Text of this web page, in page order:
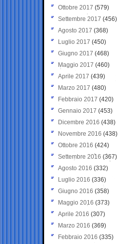
Ottobre 2017 (579)
Settembre 2017 (456)
Agosto 2017 (368)
Luglio 2017 (450)
Giugno 2017 (468)
Maggio 2017 (460)
Aprile 2017 (439)
Marzo 2017 (480)
Febbraio 2017 (420)
Gennaio 2017 (453)
Dicembre 2016 (438)
Novembre 2016 (438)
Ottobre 2016 (424)
Settembre 2016 (367)
Agosto 2016 (332)
Luglio 2016 (336)
Giugno 2016 (358)
Maggio 2016 (373)
Aprile 2016 (307)
Marzo 2016 (369)
Febbraio 2016 (335)